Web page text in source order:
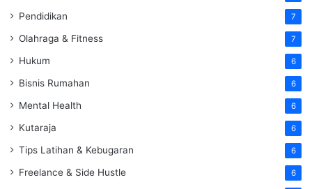
Pendidikan 7
Olahraga & Fitness 7
Hukum 6
Bisnis Rumahan 6
Mental Health 6
Kutaraja 6
Tips Latihan & Kebugaran 6
Freelance & Side Hustle 6